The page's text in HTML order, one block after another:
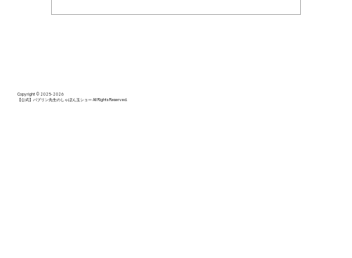
Copyright © 2025-2026
【公式】バブリン先生のしゃぼん玉ショー All Rights Reserved.